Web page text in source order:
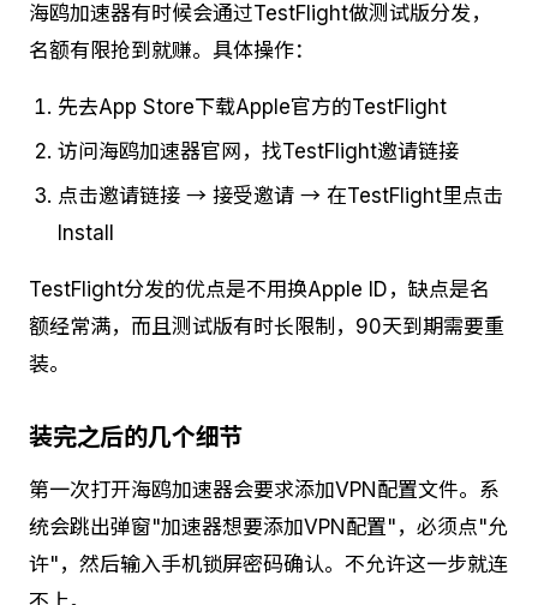
海鸥加速器有时候会通过TestFlight做测试版分发，
名额有限抢到就赚。具体操作：
先去App Store下载Apple官方的TestFlight
访问海鸥加速器官网，找TestFlight邀请链接
点击邀请链接 → 接受邀请 → 在TestFlight里点击
Install
TestFlight分发的优点是不用换Apple ID，缺点是名
额经常满，而且测试版有时长限制，90天到期需要重
装。
装完之后的几个细节
第一次打开海鸥加速器会要求添加VPN配置文件。系
统会跳出弹窗"加速器想要添加VPN配置"，必须点"允
许"，然后输入手机锁屏密码确认。不允许这一步就连